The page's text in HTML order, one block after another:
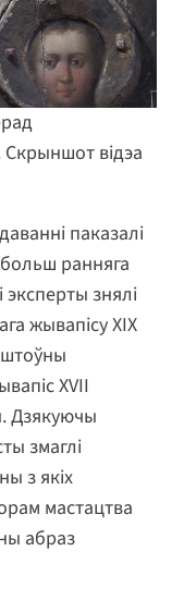
відэа
паказалі
ранняга
знялі
жывапісу XIX
XVII
Дзякуючы
змаглі
з якіх
мастацтва
абраз